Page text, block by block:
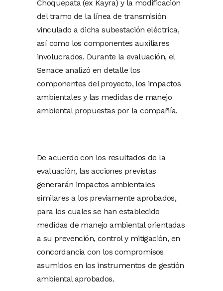
Choquepata (ex Kayra) y la modificación
del tramo de la línea de transmisión
vinculado a dicha subestación eléctrica,
así como los componentes auxiliares
involucrados. Durante la evaluación, el
Senace analizó en detalle los
componentes del proyecto, los impactos
ambientales y las medidas de manejo
ambiental propuestas por la compañía.
De acuerdo con los resultados de la
evaluación, las acciones previstas
generarán impactos ambientales
similares a los previamente aprobados,
para los cuales se han establecido
medidas de manejo ambiental orientadas
a su prevención, control y mitigación, en
concordancia con los compromisos
asumidos en los instrumentos de gestión
ambiental aprobados.